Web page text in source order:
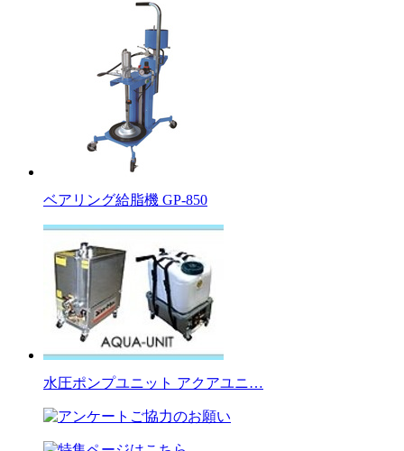
ベアリング給脂機 GP-850
水圧ポンプユニット アクアユニ…